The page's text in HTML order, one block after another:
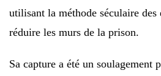
utilisant la méthode séculaire des
réduire les murs de la prison.
Sa capture a été un soulagement